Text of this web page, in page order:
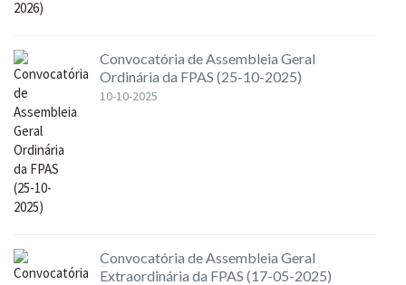
Convocatória de Assembleia Geral
Ordinária da FPAS (25-10-2025)
10-10-2025
Convocatória de Assembleia Geral
Extraordinária da FPAS (17-05-2025)